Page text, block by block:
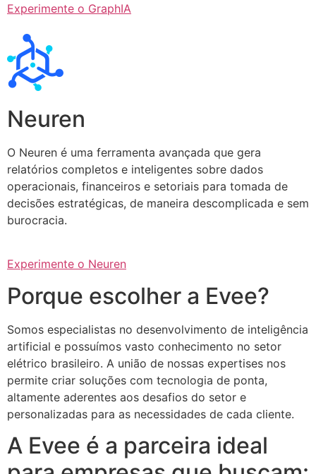
Experimente o GraphIA
Neuren
O Neuren é uma ferramenta avançada que gera
relatórios completos e inteligentes sobre dados
operacionais, financeiros e setoriais para tomada de
decisões estratégicas, de maneira descomplicada e sem
burocracia.
Experimente o Neuren
Porque escolher a Evee?
Somos especialistas no desenvolvimento de inteligência
artificial e possuímos vasto conhecimento no setor
elétrico brasileiro. A união de nossas expertises nos
permite criar soluções com tecnologia de ponta,
altamente aderentes aos desafios do setor e
personalizadas para as necessidades de cada cliente.
A Evee é a parceira ideal